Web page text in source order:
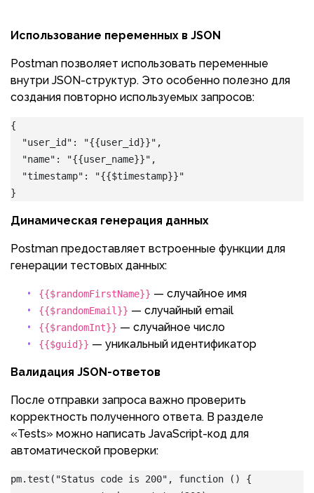
Использование переменных в JSON
Postman позволяет использовать переменные
внутри JSON-структур. Это особенно полезно для
создания повторно используемых запросов:
{
  "user_id": "{{user_id}}",
  "name": "{{user_name}}",
  "timestamp": "{{$timestamp}}"
}
Динамическая генерация данных
Postman предоставляет встроенные функции для
генерации тестовых данных:
{{$randomFirstName}} — случайное имя
{{$randomEmail}} — случайный email
{{$randomInt}} — случайное число
{{$guid}} — уникальный идентификатор
Валидация JSON-ответов
После отправки запроса важно проверить
корректность полученного ответа. В разделе
«Tests» можно написать JavaScript-код для
автоматической проверки:
pm.test("Status code is 200", function () {